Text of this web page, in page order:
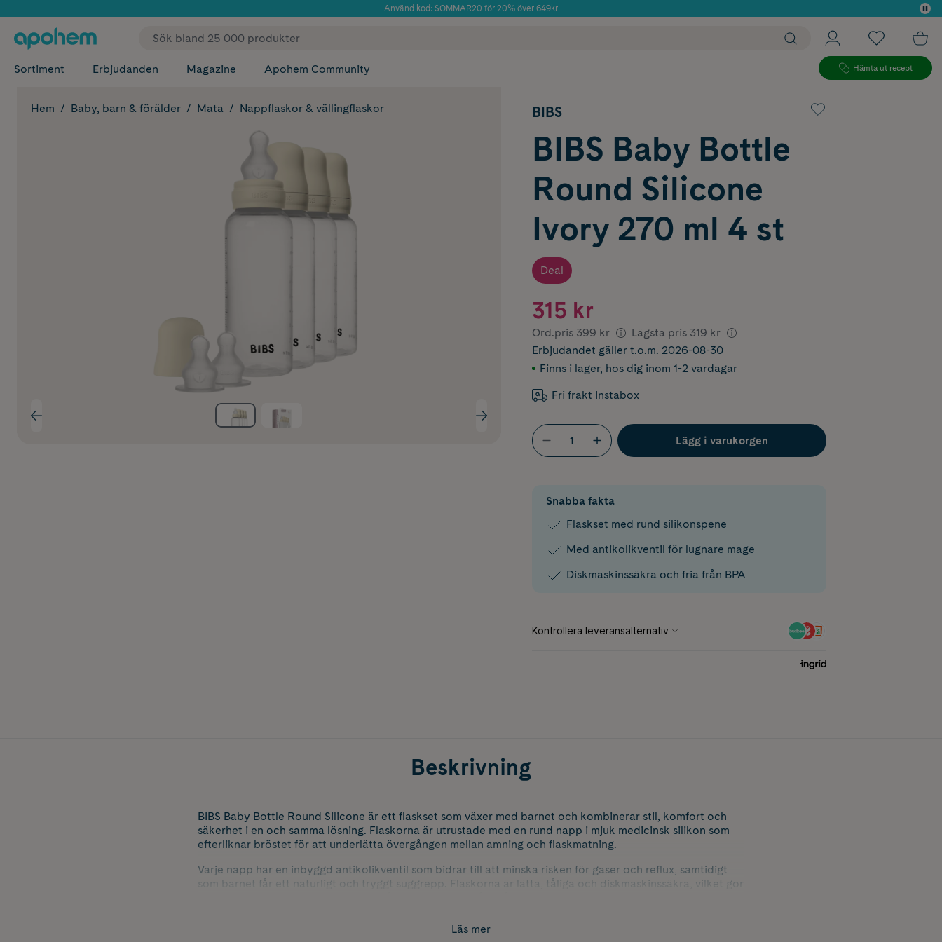
Använd kod: SOMMAR20 för 20% över 649kr
✓ Fri frakt
Sortiment Erbjudanden Magazine Apohem Community Hämta ut recept
Hem Baby, barn & förälder Mata Nappflaskor & vällingflaskor BIBS
BIBS Baby Bottle
Round Silicone
Ivory 270 ml 4 st
Deal
315 kr
Ord.pris 399 kr Lägsta pris 319 kr
Erbjudandet gäller t.o.m. 2026-08-30
Finns i lager, hos dig inom 1-2 vardagar
Fri frakt Instabox
Lägg i varukorgen
Snabba fakta
Flaskset med rund silikonspene
Med antikolikventil för lugnare mage
Diskmaskinssäkra och fria från BPA
Beskrivning
BIBS Baby Bottle Round Silicone är ett flaskset som växer med barnet och kombinerar stil, komfort och
säkerhet i en och samma lösning. Flaskorna är utrustade med en rund napp i mjuk medicinsk silikon som
efterliknar bröstet för att underlätta övergången mellan amning och flaskmatning.
Varje napp har en inbyggd antikolikventil som bidrar till att minska risken för gaser och reflux, samtidigt
som barnet får ett naturligt och tryggt suggrepp. Flaskorna är lätta, tåliga och diskmaskinssäkra, vilket gör
Setet innehåller allt du behöver för en flexibel matningsrutin med både medium flow och fast flow-nappar
som kan anpassas efter barnets behov. Alla delar är helt fria från BPA för högsta trygghet.
Läs mer